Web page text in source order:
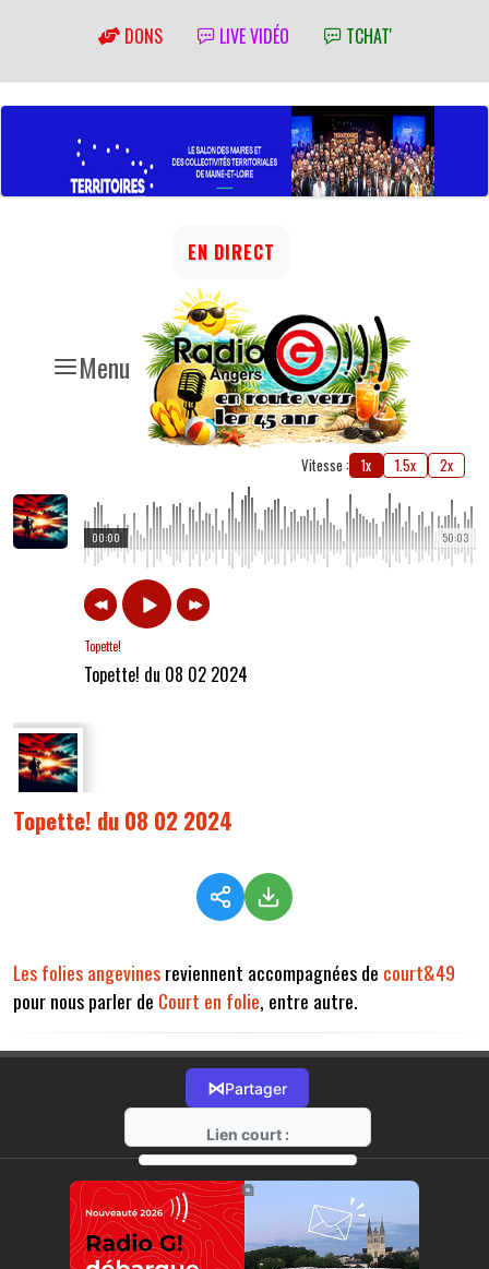
DONS LIVE VIDÉO TCHAT'
Menu
EN DIRECT
Vitesse : 1x 1.5x 2x
50:03
00:00
Topette!
Topette! du 08 02 2024
Topette! du 08 02 2024
Les folies angevinesreviennent accompagnées de court&49
pour nous parler de Court en folie, entre autre.
⋈Partager
Lien court :
https://radio-g.fr?13856
⧉